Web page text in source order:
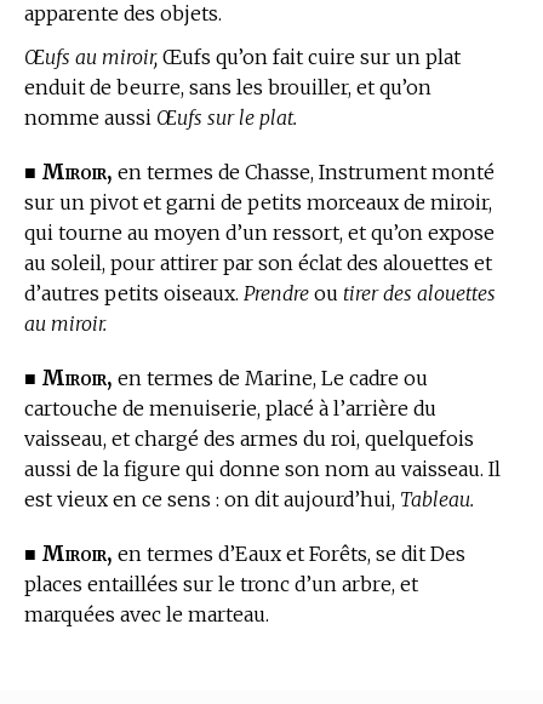
apparente des objets.
Œufs au miroir, Œufs qu’on fait cuire sur un plat
enduit de beurre, sans les brouiller, et qu’on
nomme aussi Œufs sur le plat.
■ Miroir, en termes de Chasse, Instrument monté
sur un pivot et garni de petits morceaux de miroir,
qui tourne au moyen d’un ressort, et qu’on expose
au soleil, pour attirer par son éclat des alouettes et
d’autres petits oiseaux. Prendre ou tirer des alouettes
au miroir.
■ Miroir, en termes de Marine, Le cadre ou
cartouche de menuiserie, placé à l’arrière du
vaisseau, et chargé des armes du roi, quelquefois
aussi de la figure qui donne son nom au vaisseau. Il
est vieux en ce sens : on dit aujourd’hui, Tableau.
■ Miroir, en termes d’Eaux et Forêts, se dit Des
places entaillées sur le tronc d’un arbre, et
marquées avec le marteau.